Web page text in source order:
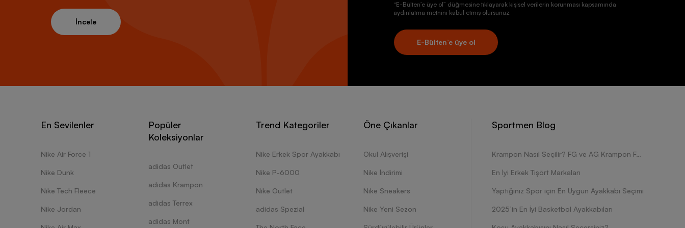
İncele
“E-Bülten’e üye ol” düğmesine tıklayarak kişisel verilerin korunması kapsamında
aydınlatma metnini kabul etmiş olursunuz.
E-Bülten’e üye ol
En Sevilenler
Nike Air Force 1
Nike Dunk
Nike Tech Fleece
Nike Jordan
Popüler
Koleksiyonlar
adidas Outlet
adidas Krampon
adidas Terrex
adidas Mont
Trend Kategoriler
Nike Erkek Spor Ayakkabı
Nike P-6000
Nike Outlet
adidas Spezial
Öne Çıkanlar
Okul Alışverişi
Nike İndirimi
Nike Sneakers
Nike Yeni Sezon
Sportmen Blog
Krampon Nasıl Seçilir? FG ve AG Krampon Farkları Nelerdir?
En İyi Erkek Tişört Markaları
Yaptığınız Spor için En Uygun Ayakkabı Seçimi
2025’in En İyi Basketbol Ayakkabıları